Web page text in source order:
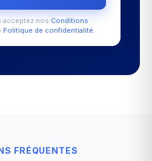
acceptez nos Conditions
Politique de confidentialité.
FRÉQUENTES